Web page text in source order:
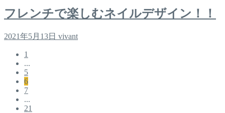
フレンチで楽しむネイルデザイン！！
2021年5月13日 vivant
1
...
5
6
7
...
21